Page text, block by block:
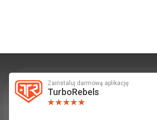
Zainstaluj darmową aplikację
TurboRebels
TurboRebels to platforma
aplikacja mobilna dla fanów